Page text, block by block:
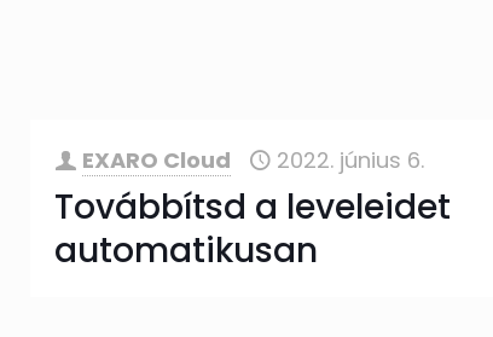
EXARO Cloud 2022. június 6.
Továbbítsd a leveleidet
automatikusan